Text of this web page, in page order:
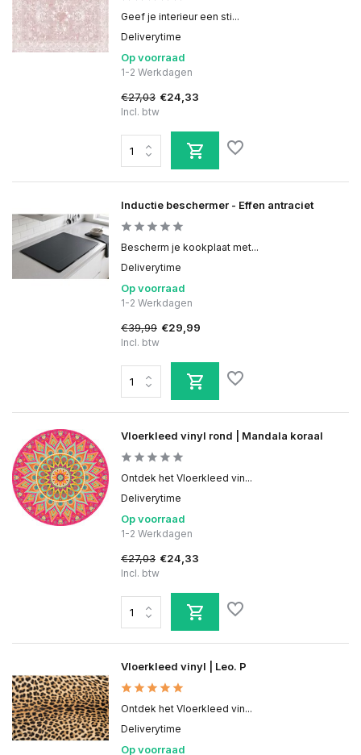
Geef je interieur een sti...
Deliverytime
Op voorraad
1-2 Werkdagen
€27,03 €24,33
Incl. btw
Inductie beschermer - Effen antraciet
Bescherm je kookplaat met...
Deliverytime
Op voorraad
1-2 Werkdagen
€39,99 €29,99
Incl. btw
Vloerkleed vinyl rond | Mandala koraal
Ontdek het Vloerkleed vin...
Deliverytime
Op voorraad
1-2 Werkdagen
€27,03 €24,33
Incl. btw
Vloerkleed vinyl | Leo. P
Ontdek het Vloerkleed vin...
Deliverytime
Op voorraad